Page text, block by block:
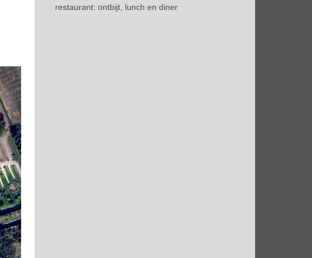
restaurant: ontbijt, lunch en diner